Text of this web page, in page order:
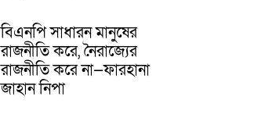
বিএনপি সাধারন মানুষের
রাজনীতি করে, নৈরাজ্যের
রাজনীতি করে না—ফারহানা
জাহান নিপা